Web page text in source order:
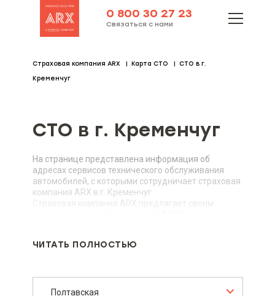
0 800 30 27 23
Связаться с нами
Страховая компания ARX Карта СТО
СТО в г.
Кременчуг
СТО в г. Кременчуг
На странице представлена информация об
адресах сервисов технического обслуживания
автомобилей, с которыми сотрудничает страховая
компания ARX в г. Кременчуг.
Страховая компания ARX предлагает своим
изучите информацию на сайте.
ЧИТАТЬ ПОЛНОСТЬЮ
Полтавская